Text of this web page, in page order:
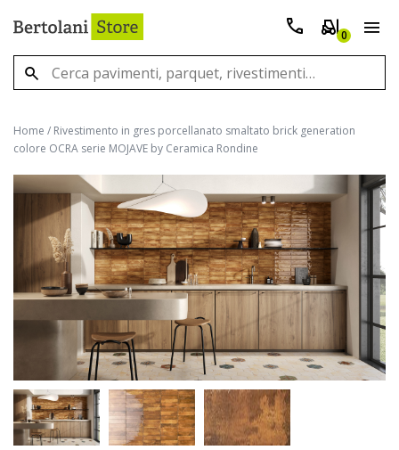
0
Home / Rivestimento in gres porcellanato smaltato brick generation
colore OCRA serie MOJAVE by Ceramica Rondine